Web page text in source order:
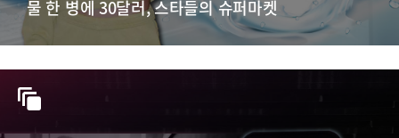
물 한 병에 30달러, 스타들의 슈퍼마켓